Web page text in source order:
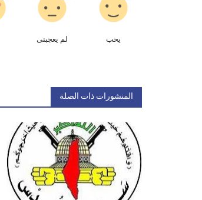
يحب لم يعجبنى
المنشورات ذات الصلة